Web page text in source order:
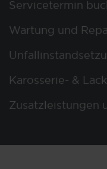
Servicetermin
Wartung und
Karosserie- &
Zusatzleistungen